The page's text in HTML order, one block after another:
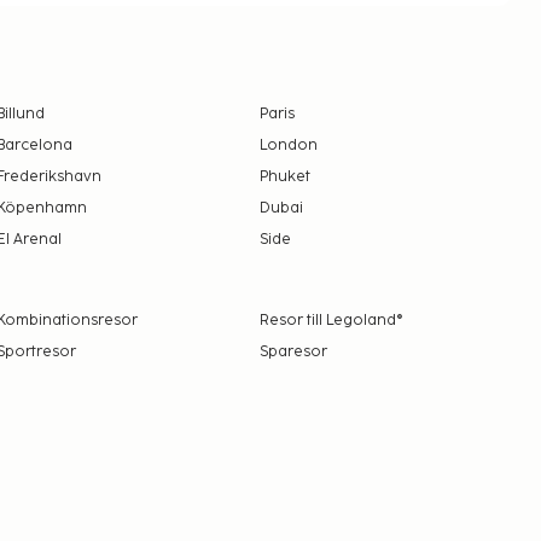
Paris
London
Phuket
Dubai
Arenal Side
Resor till Legoland®
Sparesor